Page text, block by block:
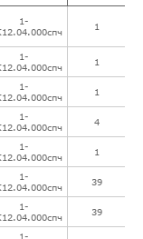
1-
1
1-
1
1-
1
1-
4
1-
1
1-
39
1-
39
1-